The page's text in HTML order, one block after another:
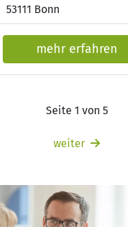
53111 Bonn
mehr erfahren
Seite 1 von 5
weiter